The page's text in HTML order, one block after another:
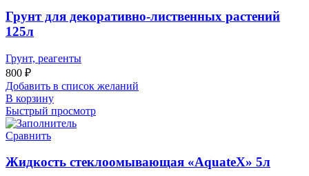
Грунт для декоративно-лиственных растений
125л
Грунт, реагенты
800 ₽
Добавить в список желаний
В корзину
Быстрый просмотр
Сравнить
Жидкость стеклоомывающая «AquateX» 5л